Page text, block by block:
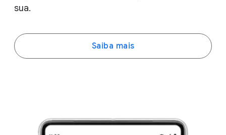
sua.
Saiba mais